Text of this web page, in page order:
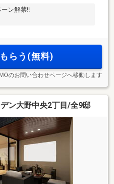
ン解禁!!
らう(無料)
のお問い合わせページへ移動します
ン大野中央2丁目/全9邸